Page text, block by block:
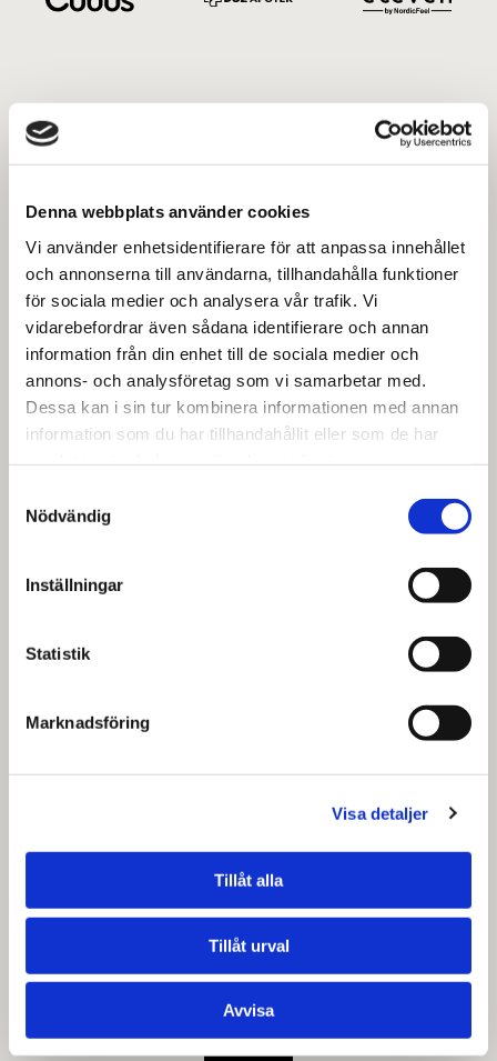
Denna webbplats använder cookies
Vi använder enhetsidentifierare för att anpassa innehållet
och annonserna till användarna, tillhandahålla funktioner
för sociala medier och analysera vår trafik. Vi
vidarebefordrar även sådana identifierare och annan
information från din enhet till de sociala medier och
annons- och analysföretag som vi samarbetar med.
Dessa kan i sin tur kombinera informationen med annan
information som du har tillhandahållit eller som de har
Nödvändig
Inställningar
Statistik
Marknadsföring
Visa detaljer
Tillåt alla
Tillåt urval
Avvisa